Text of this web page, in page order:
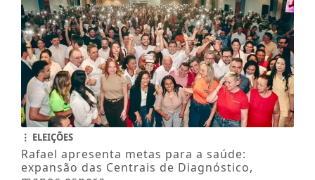
ELEIÇÕES
Rafael apresenta metas para a saúde:
expansão das Centrais de Diagnóstico,